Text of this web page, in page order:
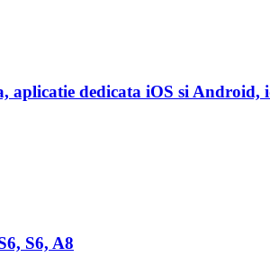
aplicatie dedicata iOS si
S6, A8